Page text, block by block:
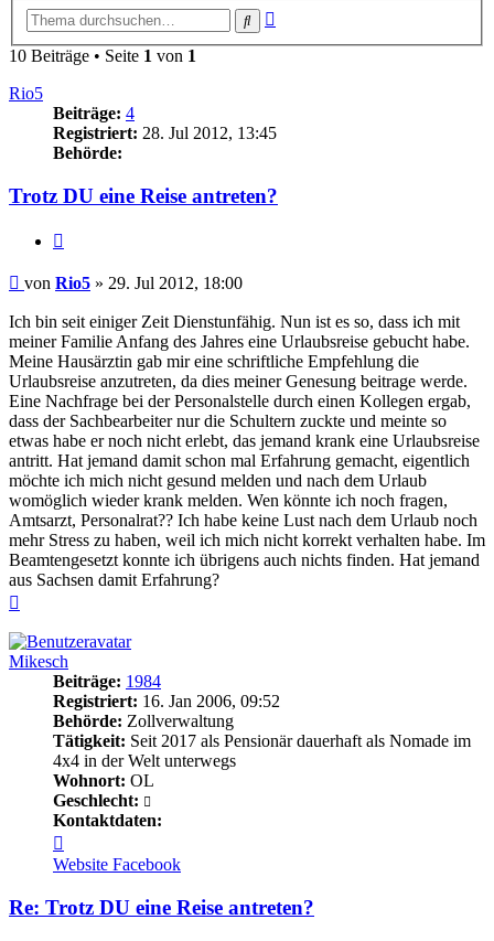
Suche
10 Beiträge • Seite 1 von 1
Rio5
Beiträge: 4
Registriert: 28. Jul 2012, 13:45
Behörde:
Trotz DU eine Reise antreten?
Beitrag
von Rio5 » 29. Jul 2012, 18:00
Ich bin seit einiger Zeit Dienstunfähig. Nun ist es so, dass ich mit
meiner Familie Anfang des Jahres eine Urlaubsreise gebucht habe.
Meine Hausärztin gab mir eine schriftliche Empfehlung die
Urlaubsreise anzutreten, da dies meiner Genesung beitrage werde.
Eine Nachfrage bei der Personalstelle durch einen Kollegen ergab,
dass der Sachbearbeiter nur die Schultern zuckte und meinte so
etwas habe er noch nicht erlebt, das jemand krank eine Urlaubsreise
antritt. Hat jemand damit schon mal Erfahrung gemacht, eigentlich
möchte ich mich nicht gesund melden und nach dem Urlaub
womöglich wieder krank melden. Wen könnte ich noch fragen,
Amtsarzt, Personalrat?? Ich habe keine Lust nach dem Urlaub noch
mehr Stress zu haben, weil ich mich nicht korrekt verhalten habe. Im
Beamtengesetzt konnte ich übrigens auch nichts finden. Hat jemand
aus Sachsen damit Erfahrung?
Mikesch
Beiträge: 1984
Registriert: 16. Jan 2006, 09:52
Behörde: Zollverwaltung
Tätigkeit: Seit 2017 als Pensionär dauerhaft als Nomade im
4x4 in der Welt unterwegs
Wohnort: OL
Geschlecht:
Kontaktdaten:
von
Mikesch
Website Facebook
Re: Trotz DU eine Reise antreten?